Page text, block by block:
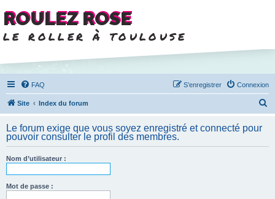
ROULEZ ROSE
le roller à toulouse
FAQ Connexion
S’enregistrer
Site Index du forum
h
Le forum exige que vous soyez enregistré et connecté pour
pouvoir consulter le profil des membres.
Nom d’utilisateur :
Mot de passe :